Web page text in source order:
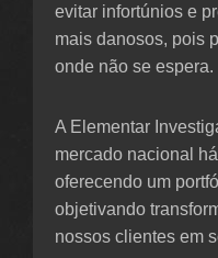
evitar infortúnios e
mais danosos, pois
onde não se espera.
A Elementar
mercado nacional
oferecendo um
objetivando
nossos clientes em